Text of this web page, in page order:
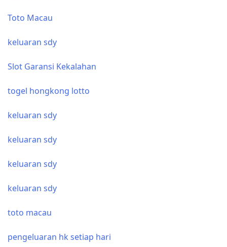
Toto Macau
keluaran sdy
Slot Garansi Kekalahan
togel hongkong lotto
keluaran sdy
keluaran sdy
keluaran sdy
keluaran sdy
toto macau
pengeluaran hk setiap hari